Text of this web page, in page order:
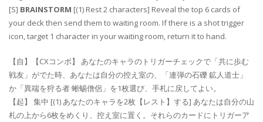
[S] BRAINSTORM [(1) Rest 2 characters] Reveal the top 6 cards of
your deck then send them to waiting room. If there is a shot trigger
icon, target 1 character in your waiting room, return it to hand.
【自】【CXコンボ】 あなたのキャラのトリガーチェックで「共に歩む
戦友」がでた時、あなたは自分の控え室の、「連弾の石礫 鉱人道士」
か「異端を狩る者 蜥蜴僧侶」を1枚選び、手札に戻してよい。
【起】 集中 [(1) あなたのキャラを2枚【レスト】する] あなたは自分の山
札の上から6枚をめくり、控え室に置く。それらのカードにトリガーア